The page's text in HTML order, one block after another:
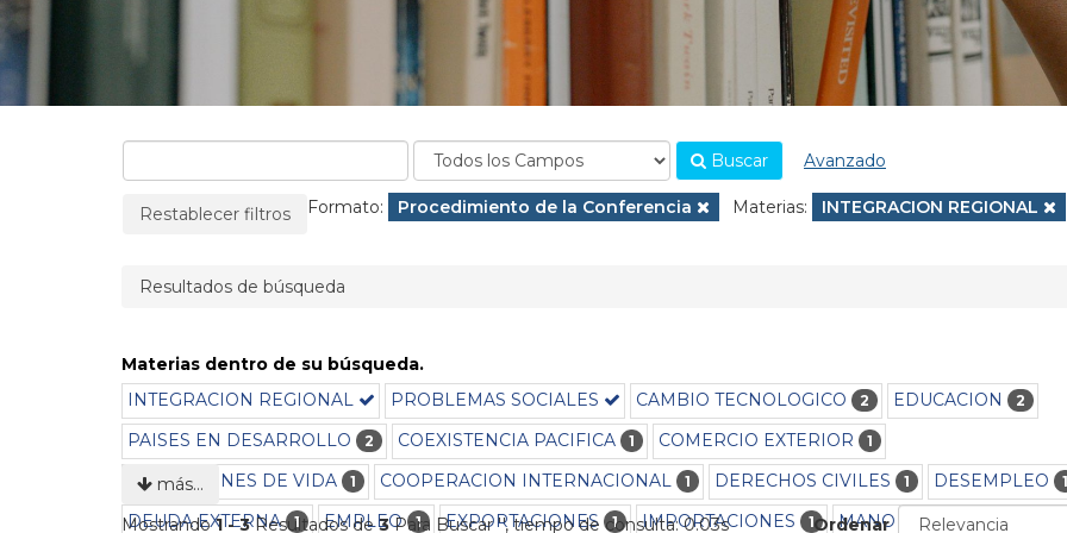
Buscar
Avanzado
La página se recargará cuando se elimine un filtro.
Restablecer filtros Filtros aplicados:
Formato: Eliminar filtro
Procedimiento de la Conferencia Materias: Eliminar filtro
INTEGRACION REGIONAL
Resultados de búsqueda
Materias dentro de su búsqueda.
INTEGRACION REGIONAL
PROBLEMAS SOCIALES CAMBIO TECNOLOGICO 2 EDUCACION 2
PAISES EN DESARROLLO 2 COEXISTENCIA PACIFICA 1 COMERCIO EXTERIOR 1
CONDICIONES DE VIDA 1 COOPERACION INTERNACIONAL 1 DERECHOS CIVILES 1 DESEMPLEO 1
DEUDA EXTERNA 1 EMPLEO 1 EXPORTACIONES 1 IMPORTACIONES 1 MANO DE OBRA 1
más…
Mostrando1 - 3Resultados de3Para Buscar '', tiempo de consulta: 0.03s Ordenar